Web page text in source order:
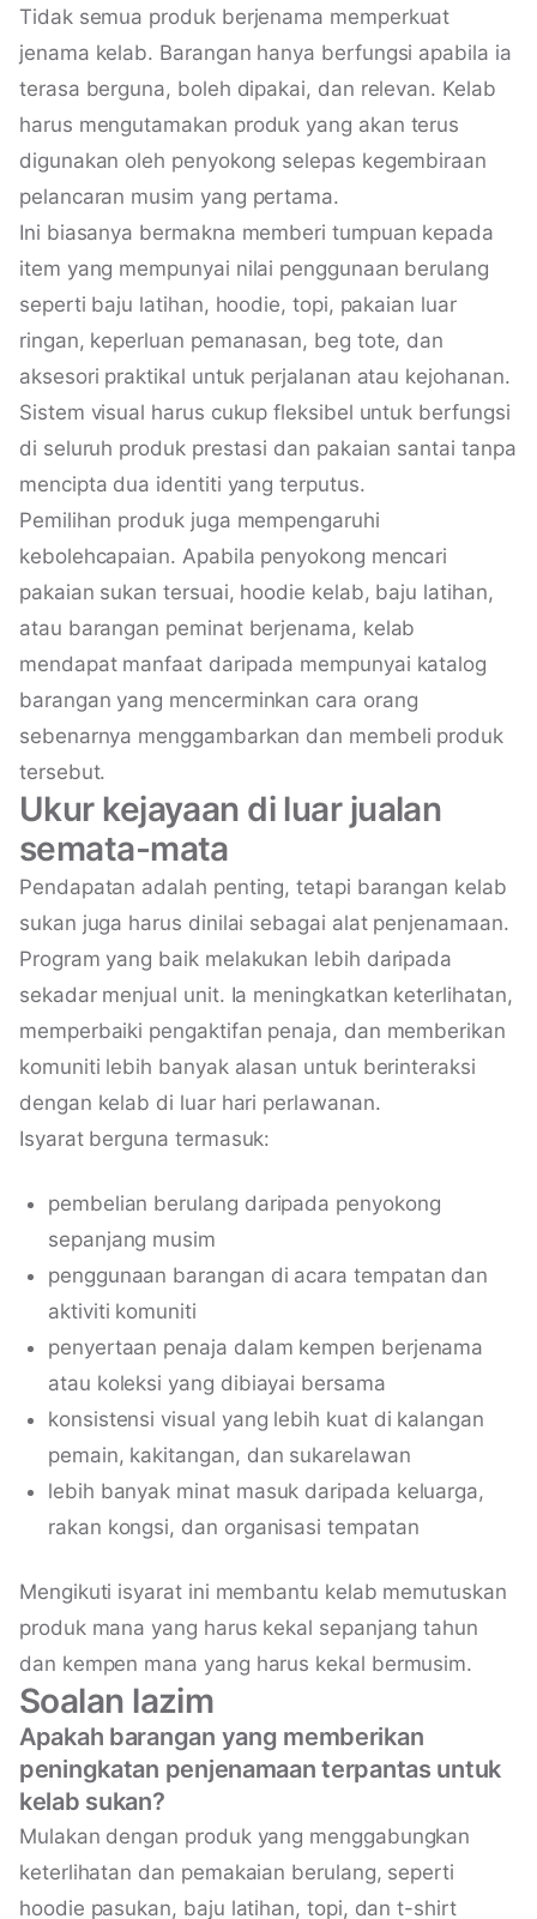
Tidak semua produk berjenama memperkuat
jenama kelab. Barangan hanya berfungsi apabila ia
terasa berguna, boleh dipakai, dan relevan. Kelab
harus mengutamakan produk yang akan terus
digunakan oleh penyokong selepas kegembiraan
pelancaran musim yang pertama.
Ini biasanya bermakna memberi tumpuan kepada
item yang mempunyai nilai penggunaan berulang
seperti baju latihan, hoodie, topi, pakaian luar
ringan, keperluan pemanasan, beg tote, dan
aksesori praktikal untuk perjalanan atau kejohanan.
Sistem visual harus cukup fleksibel untuk berfungsi
di seluruh produk prestasi dan pakaian santai tanpa
mencipta dua identiti yang terputus.
Pemilihan produk juga mempengaruhi
kebolehcapaian. Apabila penyokong mencari
pakaian sukan tersuai, hoodie kelab, baju latihan,
atau barangan peminat berjenama, kelab
mendapat manfaat daripada mempunyai katalog
barangan yang mencerminkan cara orang
sebenarnya menggambarkan dan membeli produk
tersebut.
Ukur kejayaan di luar jualan
semata-mata
Pendapatan adalah penting, tetapi barangan kelab
sukan juga harus dinilai sebagai alat penjenamaan.
Program yang baik melakukan lebih daripada
sekadar menjual unit. Ia meningkatkan keterlihatan,
memperbaiki pengaktifan penaja, dan memberikan
komuniti lebih banyak alasan untuk berinteraksi
dengan kelab di luar hari perlawanan.
Isyarat berguna termasuk:
pembelian berulang daripada penyokong
sepanjang musim
penggunaan barangan di acara tempatan dan
aktiviti komuniti
penyertaan penaja dalam kempen berjenama
atau koleksi yang dibiayai bersama
konsistensi visual yang lebih kuat di kalangan
pemain, kakitangan, dan sukarelawan
lebih banyak minat masuk daripada keluarga,
rakan kongsi, dan organisasi tempatan
Mengikuti isyarat ini membantu kelab memutuskan
produk mana yang harus kekal sepanjang tahun
dan kempen mana yang harus kekal bermusim.
Soalan lazim
Apakah barangan yang memberikan
peningkatan penjenamaan terpantas untuk
kelab sukan?
Mulakan dengan produk yang menggabungkan
keterlihatan dan pemakaian berulang, seperti
hoodie pasukan, baju latihan, topi, dan t-shirt